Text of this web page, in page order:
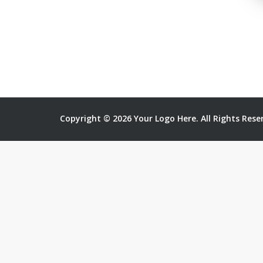
Copyright © 2026 Your Logo Here. All Rights